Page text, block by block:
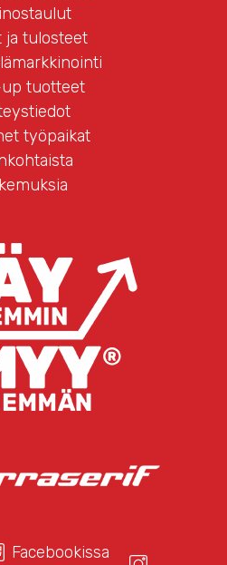
ja tulosteet
tuotteet
työpaikat
Facebookissa